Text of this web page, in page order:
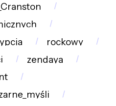
rockowy
zendaya